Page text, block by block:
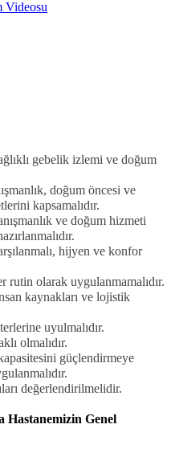
Videosu
gebelik izlemi ve doğum
doğum öncesi ve
kapsamalıdır.
ve doğum hizmeti
hijyen ve konfor
rutin olarak uygulanmamalıdır.
kaynakları ve lojistik
uyulmalıdır.
olmalıdır.
güçlendirmeye
değerlendirilmelidir.
Hastanemizin Genel